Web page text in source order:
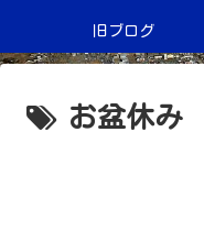
旧ブログ
お盆休み